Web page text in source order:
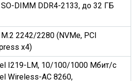
DIMM DDR4-2133, до 32 ГБ
2242/2280 (NVMe, PCI
x4)
I219-LM, 10/100/1000 Мбит/с
Wireless-AC 8260,